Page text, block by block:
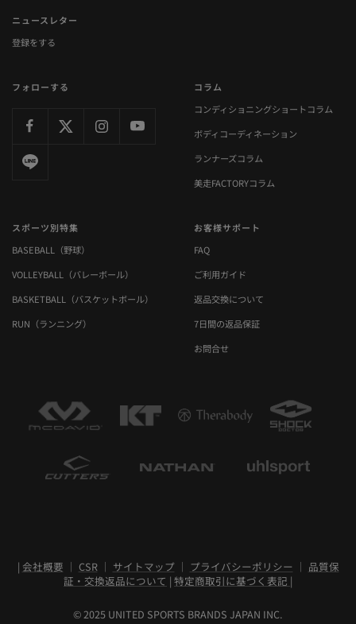
ニュースレター
登録をする
フォローする
コラム
コンディショニングショートコラム
ボディコーディネーション
ランナーズコラム
美走FACTORYコラム
スポーツ別特集
BASEBALL（野球）
VOLLEYBALL（バレーボール）
BASKETBALL（バスケットボール）
RUN（ランニング）
お客様サポート
FAQ
ご利用ガイド
返品交換について
7日間の返品保証
お問合せ
| 会社概要 ｜ CSR｜ サイトマップ｜ プライバシーポリシー ｜ 品質保
証・交換返品について | 特定商取引に基づく表記 |
© 2025 UNITED SPORTS BRANDS JAPAN INC.